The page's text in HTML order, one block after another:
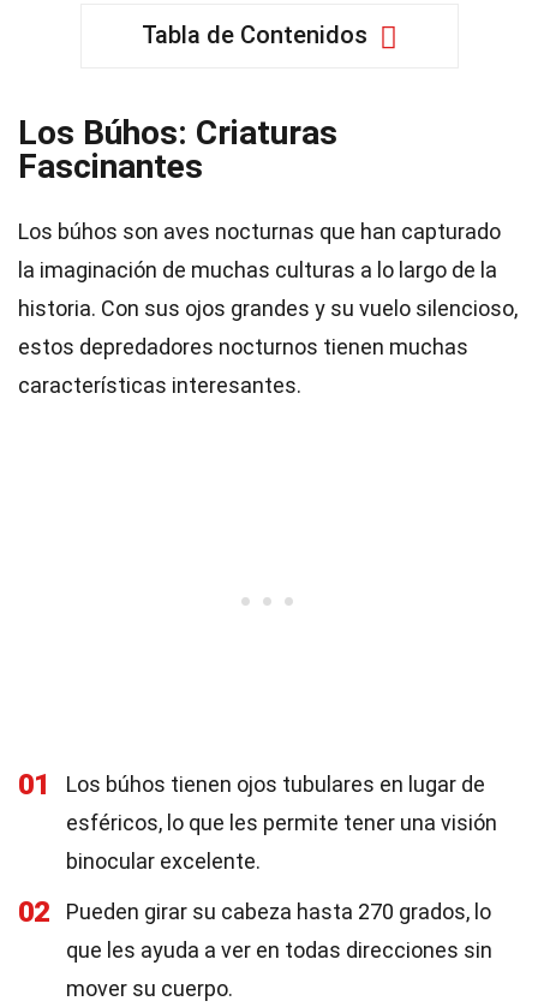
Tabla de Contenidos
Los Búhos: Criaturas
Fascinantes
Los búhos son aves nocturnas que han capturado
la imaginación de muchas culturas a lo largo de la
historia. Con sus ojos grandes y su vuelo silencioso,
estos depredadores nocturnos tienen muchas
características interesantes.
01
Los búhos tienen ojos tubulares en lugar de
esféricos, lo que les permite tener una visión
binocular excelente.
02
Pueden girar su cabeza hasta 270 grados, lo
que les ayuda a ver en todas direcciones sin
mover su cuerpo.